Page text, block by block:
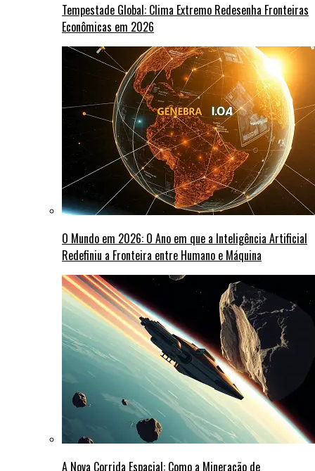
Tempestade Global: Clima Extremo Redesenha Fronteiras
Econômicas em 2026
O Mundo em 2026: O Ano em que a Inteligência Artificial
Redefiniu a Fronteira entre Humano e Máquina
A Nova Corrida Espacial: Como a Mineração de